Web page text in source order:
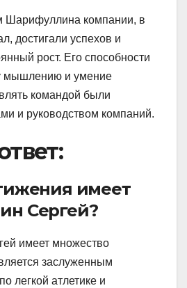
Шарифуллина компании, в
достигали успехов и
рост. Его способности
мышлению и умение
командой были
и руководством компаний.
имеет
Сергей?
имеет множество
заслуженным
легкой атлетике и